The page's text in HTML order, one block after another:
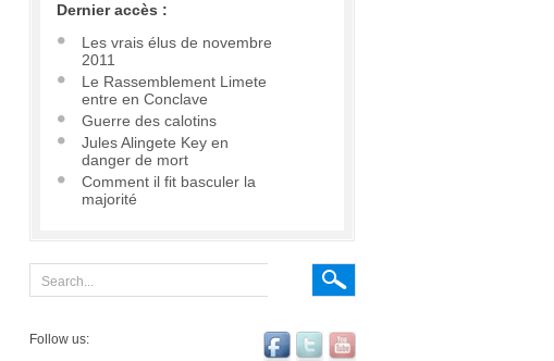
Dernier accès :
Les vrais élus de novembre
2011
Le Rassemblement Limete
entre en Conclave
Guerre des calotins
Jules Alingete Key en
danger de mort
Comment il fit basculer la
majorité
Follow us: